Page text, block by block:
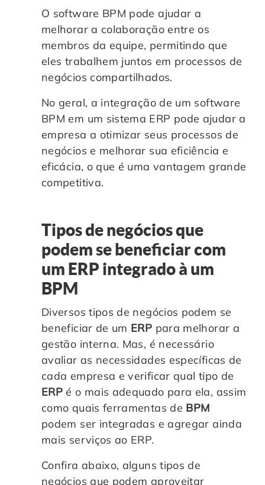
O software BPM pode ajudar a
melhorar a colaboração entre os
membros da equipe, permitindo que
eles trabalhem juntos em processos de
negócios compartilhados.
No geral, a integração de um software
BPM em um sistema ERP pode ajudar a
empresa a otimizar seus processos de
negócios e melhorar sua eficiência e
eficácia, o que é uma vantagem grande
competitiva.
Tipos de negócios que
podem se beneficiar com
um ERP integrado à um
BPM
Diversos tipos de negócios podem se
beneficiar de um ERP para melhorar a
gestão interna. Mas, é necessário
avaliar as necessidades específicas de
cada empresa e verificar qual tipo de
ERP é o mais adequado para ela, assim
como quais ferramentas de BPM
podem ser integradas e agregar ainda
mais serviços ao ERP.
Confira abaixo, alguns tipos de
negócios que podem aproveitar